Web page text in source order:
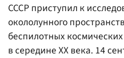
СССР приступил к
окололунного
беспилотных
в середине XX века. 14